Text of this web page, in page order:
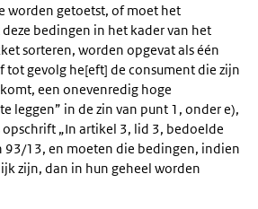
worden getoetst, of moet het
bedingen in het kader van het
sorteren, worden opgevat als één
tot gevolg he[eft] de consument die zijn
een onevenredig hoge
leggen” in de zin van punt 1, onder e),
„In artikel 3, lid 3, bedoelde
13, en moeten die bedingen, indien
zijn, dan in hun geheel worden